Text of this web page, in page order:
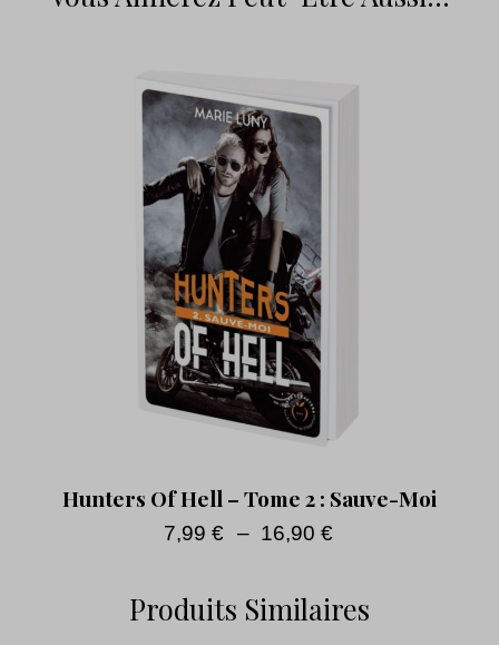
Hunters Of Hell – Tome 2 : Sauve-Moi
7,99 € – 16,90 €
Produits Similaires